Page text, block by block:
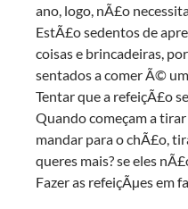
ano, logo, nÃ£o
EstÃ£o sedentos de
coisas e brincadeiras,
sentados a comer Ã©
Tentar que a refeiçÃ£o
Quando começam a
mandar para o chÃ£o,
queres mais? se eles
Fazer as refeiçÃµes em